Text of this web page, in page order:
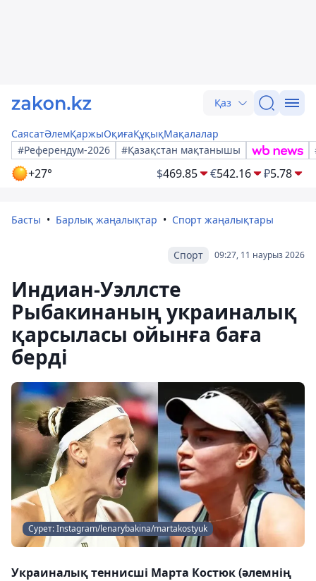
Қаз
СаясатӘлемҚаржыОқиғаҚұқықМақалалар
#Референдум-2026
#Қазақстан мақтанышы
+27° $469.85 €542.16 ₽5.78
Басты Барлық жаңалықтар Спорт жаңалықтары
09:27, 11 наурыз 2026
Спорт
Индиан-Уэллсте
Рыбакинаның украиналық
қарсыласы ойынға баға
берді
Сурет: Instagram/lenarybakina/martakostyuk
Украиналық теннисші Марта Костюк (әлемнің